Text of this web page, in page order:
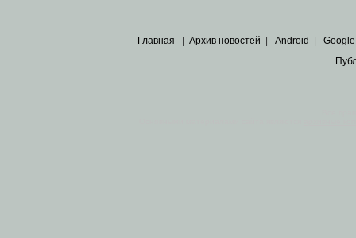
Главная Архив новостей Android Google